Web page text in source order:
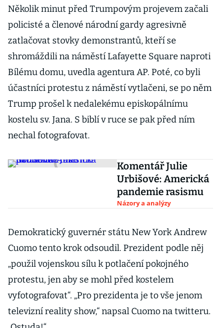
Několik minut před Trumpovým projevem začali
policisté a členové národní gardy agresivně
zatlačovat stovky demonstrantů, kteří se
shromáždili na náměstí Lafayette Square naproti
Bílému domu, uvedla agentura AP. Poté, co byli
účastníci protestu z náměstí vytlačeni, se po něm
Trump prošel k nedalekému episkopálnímu
kostelu sv. Jana. S biblí v ruce se pak před ním
nechal fotografovat.
Komentář Julie
Urbišové: Americká
pandemie rasismu
Názory a analýzy
Demokratický guvernér státu New York Andrew
Cuomo tento krok odsoudil. Prezident podle něj
„použil vojenskou sílu k potlačení pokojného
protestu, jen aby se mohl před kostelem
vyfotografovat“. „Pro prezidenta je to vše jenom
televizní reality show,“ napsal Cuomo na twitteru.